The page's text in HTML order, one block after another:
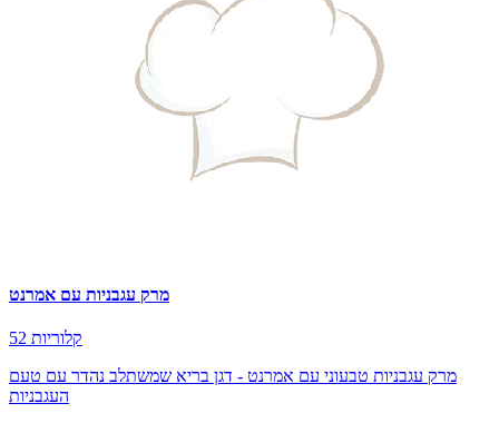
מרק עגבניות עם אמרנט
52 קלוריות
מרק עגבניות טבעוני עם אמרנט - דגן בריא שמשתלב נהדר עם טעם
העגבניות